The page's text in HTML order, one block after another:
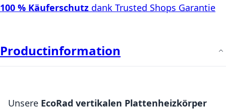
100 % Käuferschutz dank Trusted Shops Garantie
Productinformation
Unsere EcoRad vertikalen Plattenheizkörper